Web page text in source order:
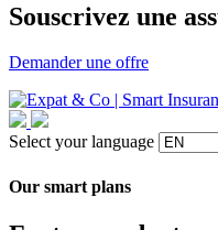
Souscrivez une
Demander une offre
Select your language
Our smart plans